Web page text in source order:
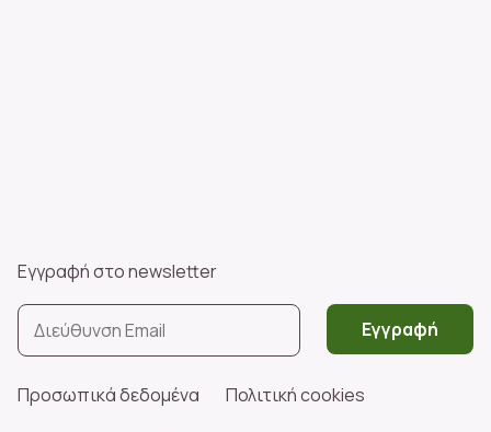
Εγγραφή στο newsletter
Εγγραφή
Προσωπικά δεδομένα Πολιτική cookies